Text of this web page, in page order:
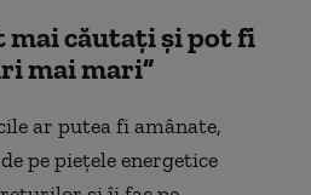
căutați și pot fi
mai mari”
ar putea fi amânate,
pe piețele energetice